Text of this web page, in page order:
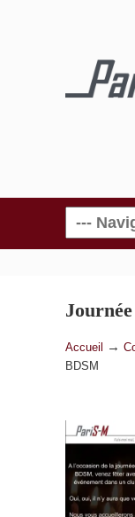
Accueil →
BDSM